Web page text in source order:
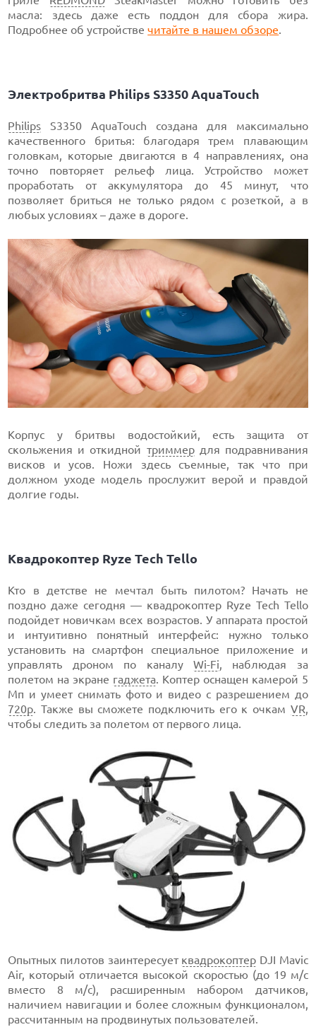
масла: здесь даже есть поддон для сбора жира.
Подробнее об устройствечитайте в нашем обзоре.
Электробритва Philips S3350 AquaTouch
Philips S3350 AquaTouch создана для максимально
качественного бритья: благодаря трем плавающим
головкам, которые двигаются в 4 направлениях, она
точно повторяет рельеф лица. Устройство может
проработать от аккумулятора до 45 минут, что
позволяет бриться не только рядом с розеткой, а в
любых условиях – даже в дороге.
Корпус у бритвы водостойкий, есть защита от
скольжения и откидной триммердля подравнивания
висков и усов. Ножи здесь съемные, так что при
должном уходе модель прослужит верой и правдой
долгие годы.
Квадрокоптер Ryze Tech Tello
Кто в детстве не мечтал быть пилотом? Начать не
поздно даже сегодня — квадрокоптер Ryze Tech Tello
подойдет новичкам всех возрастов. У аппарата простой
и интуитивно понятный интерфейс: нужно только
установить на смартфон специальное приложение и
управлять дроном по каналу Wi-Fi, наблюдая за
полетом на экране гаджета. Коптер оснащен камерой 5
Мп и умеет снимать фото и видео с разрешением до
720p. Также вы сможете подключить его к очкам VR,
чтобы следить за полетом от первого лица.
Опытных пилотов заинтересует квадрокоптер DJI Mavic
Air, который отличается высокой скоростью (до 19 м/с
вместо 8 м/с), расширенным набором датчиков,
наличием навигации и более сложным функционалом,
рассчитанным на продвинутых пользователей.